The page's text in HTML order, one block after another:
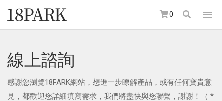
0
線上諮詢
感謝您瀏覽18PARK網站，想進一步瞭解產品，或有任何寶貴意
見，都歡迎您詳細填寫需求，我們將盡快與您聯繫，謝謝！（ *